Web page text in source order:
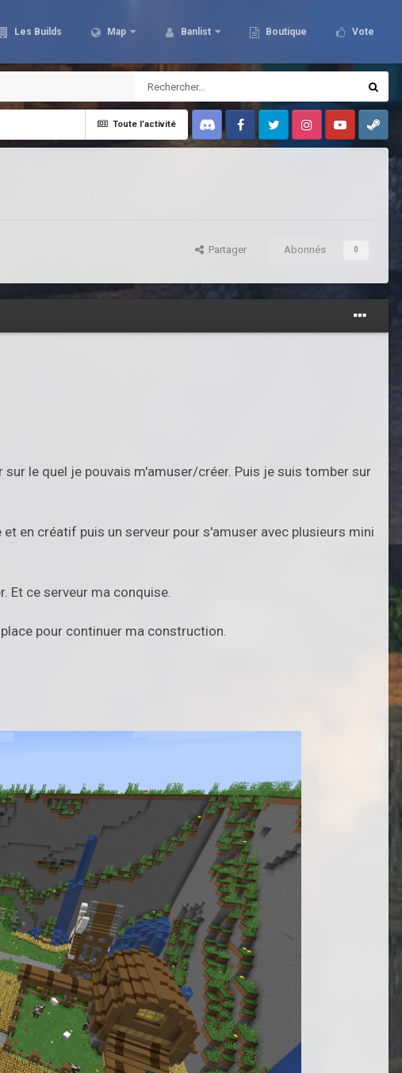
Les Builds Map Banlist Boutique Vote
Toute l’activité
Discord FacebookTwitter InstagramYoutubeSteam
Partager Abonnés 0
le quel je pouvais m'amuser/créer. Puis je suis tomber sur
en créatif puis un serveur pour s'amuser avec plusieurs mini
Et ce serveur ma conquise.
pour continuer ma construction.